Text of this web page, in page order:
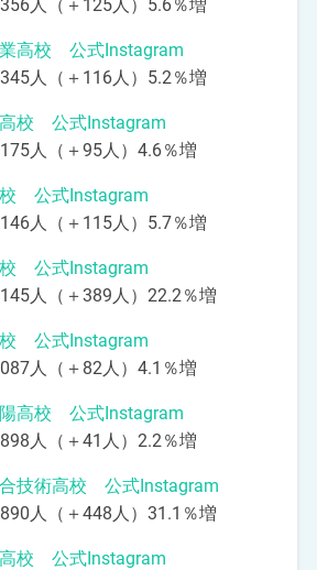
人（＋125人）5.6％増
高校 公式Instagram
人（＋116人）5.2％増
校 公式Instagram
人（＋95人）4.6％増
公式Instagram
人（＋115人）5.7％増
公式Instagram
人（＋389人）22.2％増
公式Instagram
人（＋82人）4.1％増
高校 公式Instagram
人（＋41人）2.2％増
技術高校 公式Instagram
人（＋448人）31.1％増
校 公式Instagram